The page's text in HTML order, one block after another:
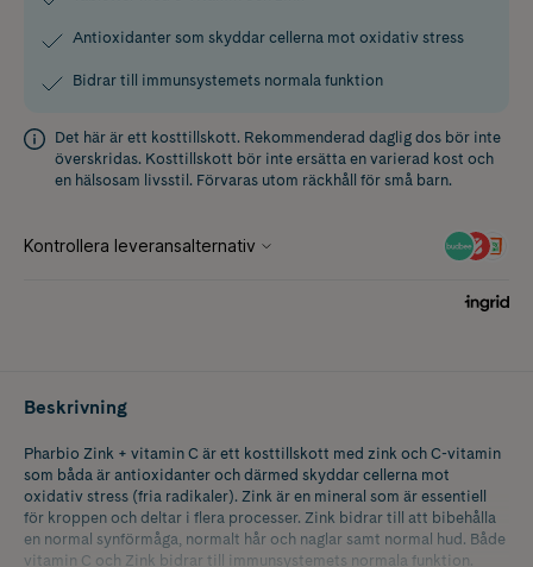
Antioxidanter som skyddar cellerna mot oxidativ stress
Bidrar till immunsystemets normala funktion
Det här är ett kosttillskott. Rekommenderad daglig dos bör inte
överskridas. Kosttillskott bör inte ersätta en varierad kost och
en hälsosam livsstil. Förvaras utom räckhåll för små barn.
Beskrivning
Pharbio Zink + vitamin C är ett kosttillskott med zink och C-vitamin
som båda är antioxidanter och därmed skyddar cellerna mot
oxidativ stress (fria radikaler). Zink är en mineral som är essentiell
för kroppen och deltar i flera processer. Zink bidrar till att bibehålla
en normal synförmåga, normalt hår och naglar samt normal hud. Både
vitamin C och Zink bidrar till immunsystemets normala funktion.